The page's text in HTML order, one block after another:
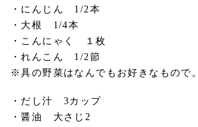
・にんじん 1/2本
・大根 1/4本
・こんにゃく １枚
・れんこん 1/2節
※具の野菜はなんでもお好きなもので。
・だし汁 3カップ
・醤油 大さじ2